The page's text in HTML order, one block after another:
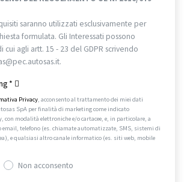
saranno utilizzati esclusivamente per
formulata. Gli Interessati possono
cui agli artt. 15 - 23 del GDPR scrivendo
*
Privacy, acconsento al trattamento dei miei dati
SpA per finalità di marketing come indicato
con modalità elettroniche e/o cartacee, e, in particolare, a
email, telefono (es. chiamate automatizzate, SMS, sistemi di
e qualsiasi altro canale informatico (es. siti web, mobile
Non acconsento